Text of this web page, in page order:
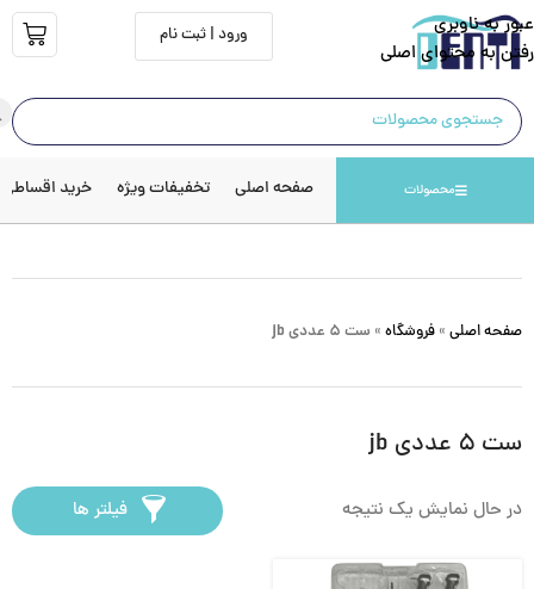
عبور به ناوبری
رفتن به محتوای اصلی
ورود | ثبت نام
محصولات صفحه اصلی تخفیفات ویژه خرید اقساطی
صفحه اصلی » فروشگاه » ست ۵ عددی jb
ست ۵ عددی jb
در حال نمایش یک نتیجه فیلتر ها